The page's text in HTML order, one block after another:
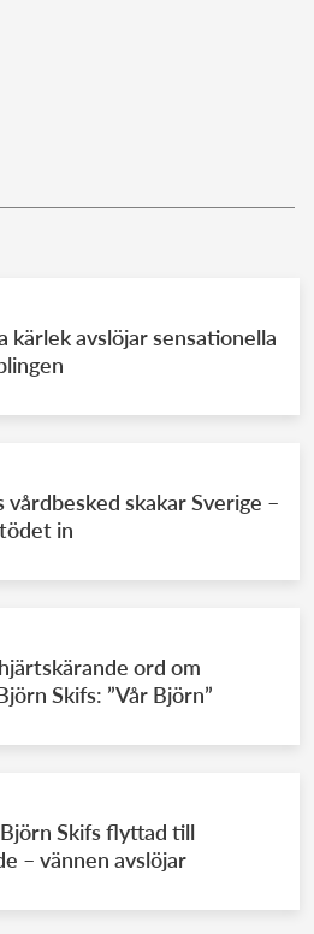
kärlek avslöjar sensationella
vårdbesked skakar Sverige –
in
ord om
Skifs: ”Vår Björn”
Skifs flyttad till
– vännen avslöjar